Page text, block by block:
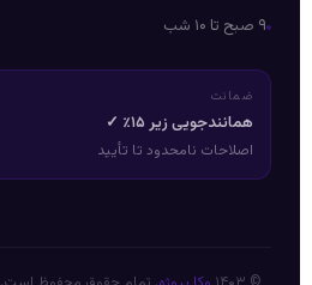
۹ صبح تا ۱۰ شب
ضمانت
همانندجویی زیر ۱۵٪ ✓
اصلاحات نامحدود تا تأیید